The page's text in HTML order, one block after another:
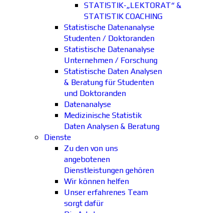
STATISTIK-„LEKTORAT“ &
STATISTIK COACHING
Statistische Datenanalyse
Studenten / Doktoranden
Statistische Datenanalyse
Unternehmen / Forschung
Statistische Daten Analysen
& Beratung für Studenten
und Doktoranden
Datenanalyse
Medizinische Statistik
Daten Analysen & Beratung
Dienste
Zu den von uns
angebotenen
Dienstleistungen gehören
Wir können helfen
Unser erfahrenes Team
sorgt dafür